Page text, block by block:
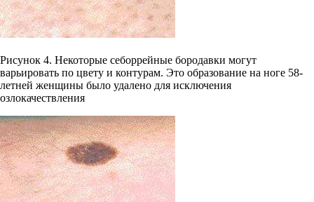
Рисунок 4. Некоторые себоррейные бородавки могут
варьировать по цвету и контурам. Это образование на ноге 58-
летней женщины было удалено для исключения
озлокачествления